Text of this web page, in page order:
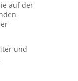
auf der
und